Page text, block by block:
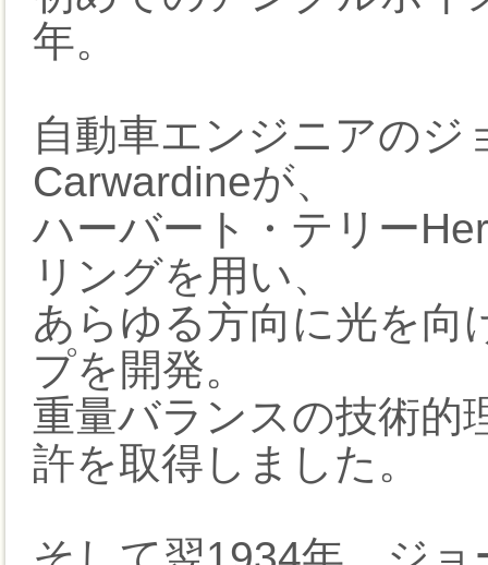
年。
自動車エンジニアのジ
Carwardineが、
ハーバート・テリー
リングを用い、
あらゆる方向に光を向
プを開発。
重量バランスの技術的
許を取得しました。